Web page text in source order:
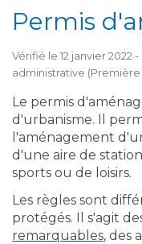
Permis
Vérifié le 12 janvier
administrative
Le permis
d'urbanisme. Il
l'aménagement
d'une aire de
sports ou de loisirs.
Les règles sont
protégés. Il s'agit
remarquables, des